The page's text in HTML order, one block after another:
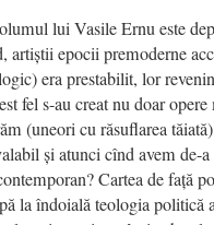
lui Vasile Ernu este
epocii premoderne
era prestabilit, lor
fel s-au creat nu doar
(uneori cu răsuflarea
și atunci cînd avem de-
Cartea de față
la îndoială teologia politică